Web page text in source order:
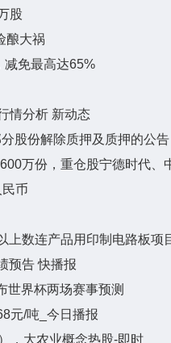
股
酿大祸
减免最高达65%
情分析 新动态
股份解除质押及质押的公告
万份，重仓股宁德时代、
币
上数连产品用印制电路板项
预告 快播报
世界杯两场赛事预测
元/吨_今日播报
，大农业概念热股-即时